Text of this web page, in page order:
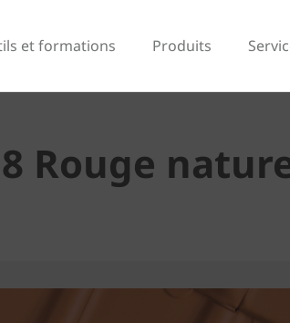
et formations Produits
Rouge